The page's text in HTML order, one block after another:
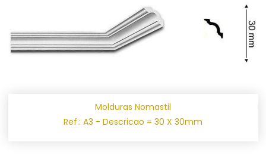
Molduras Nomastil
Ref.: A3 - Descricao = 30 X 30mm